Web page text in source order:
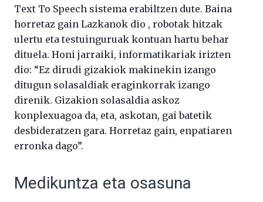
Text To Speech sistema erabiltzen dute. Baina
horretaz gain Lazkanok dio , robotak hitzak
ulertu eta testuinguruak kontuan hartu behar
dituela. Honi jarraiki, informatikariak irizten
dio: “Ez dirudi gizakiok makinekin izango
ditugun solasaldiak eraginkorrak izango
direnik. Gizakion solasaldia askoz
konplexuagoa da, eta, askotan, gai batetik
desbideratzen gara. Horretaz gain, enpatiaren
erronka dago”.
Medikuntza eta osasuna